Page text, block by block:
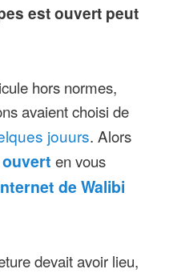
est ouvert peut
hors normes,
avaient choisi de
jouurs. Alors
en vous
de Walibi
devait avoir lieu,